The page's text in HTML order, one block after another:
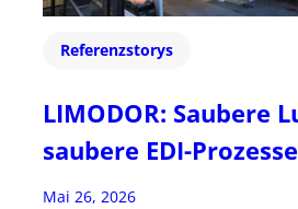
Referenzstorys
LIMODOR: Saubere
saubere EDI-Prozesse
Mai 26, 2026